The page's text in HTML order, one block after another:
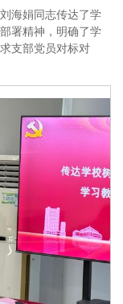
海娟同志传达了学
署精神，明确了学
支部党员对标对